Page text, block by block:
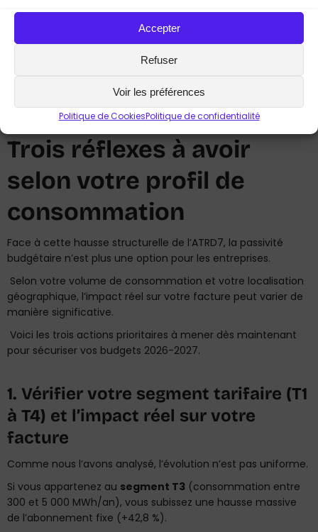
Accepter
Refuser
Voir les préférences
Politique de CookiesPolitique de confidentialité
continuerad’alimenter des hausses tarifaires
indépendamment de l’évolution du prix de la molécule de
Trois réflexes à avoir
selon votre profil de
consommation
Face à cette hausse structurelle de l’ATRD7, la passivité
budgétaire n’est plus une option pour les entreprises.
Selon votre volume de consommation et votre localisation
géographique, l’impact réel sur votre facture peut varier de
manière significative.
Voici les trois actions prioritaires à mener dès maintenant
pour sécuriser vos budgets 2026-2027.
1. Vérifier votre segment tarifaire (T1
à T4) et l’impact réel sur votre
facture
Comme nous l’avons analysé, l’évolution n’est pas uniforme.
Si vous appartenez au segment T3 (consommation entre
300 et 5 000 MWh/an), vous subissez une hausse massive
de l’abonnement fixe (+42,8 %).